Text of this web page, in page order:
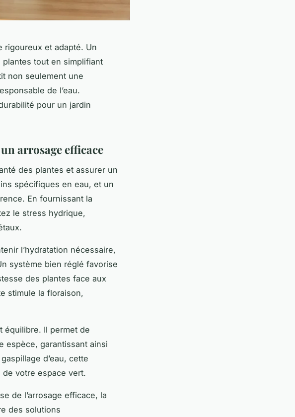
rigoureux et adapté. Un
plantes tout en simplifiant
non seulement une
de l’eau.
pour un jardin
arrosage efficace
des plantes et assurer un
spécifiques en eau, et un
En fournissant la
le stress hydrique,
l’hydratation nécessaire,
système bien réglé favorise
des plantes face aux
stimule la floraison,
équilibre. Il permet de
espèce, garantissant ainsi
d’eau, cette
votre espace vert.
de l’arrosage efficace, la
des solutions